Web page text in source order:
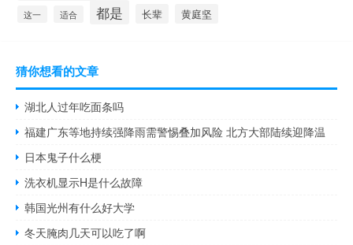
这一 适合 都是 长辈 黄庭坚
猜你想看的文章
湖北人过年吃面条吗
福建广东等地持续强降雨需警惕叠加风险 北方大部陆续迎降温
日本鬼子什么梗
洗衣机显示H是什么故障
韩国光州有什么好大学
冬天腌肉几天可以吃了啊